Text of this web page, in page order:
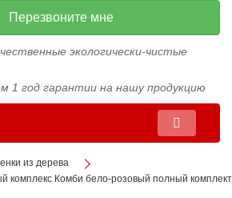
Перезвоните мне
экологически-чистые
1 год гарантии на нашу продукцию
из дерева
комплекс Комби бело-розовый полный комплект